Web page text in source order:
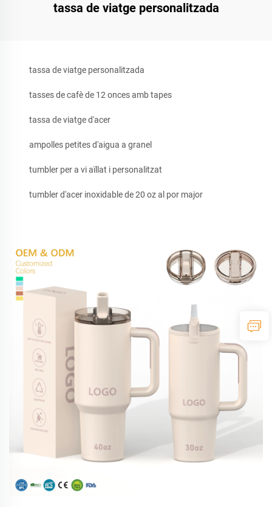
tassa de viatge personalitzada
tassa de viatge personalitzada
tasses de cafè de 12 onces amb tapes
tassa de viatge d'acer
ampolles petites d'aigua a granel
tumbler per a vi aïllat i personalitzat
tumbler d'acer inoxidable de 20 oz al por major